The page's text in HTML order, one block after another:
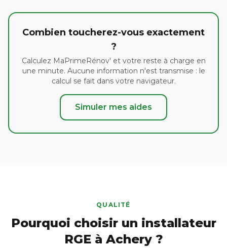
Combien toucherez-vous exactement
?
Calculez MaPrimeRénov' et votre reste à charge en
une minute. Aucune information n'est transmise : le
calcul se fait dans votre navigateur.
Simuler mes aides
QUALITÉ
Pourquoi choisir un installateur
RGE à Achery ?